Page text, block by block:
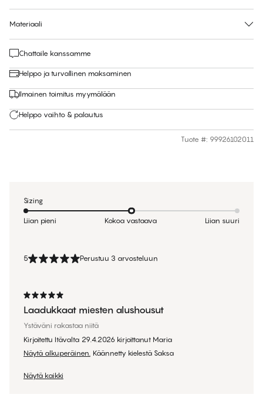
Materiaali
Chattaile kanssamme
Helppo ja turvallinen maksaminen
Ilmainen toimitus myymälään
Helppo vaihto & palautus
Tuote #: 99926102011
5 Perustuu 3 arvosteluun
Laadukkaat miesten alushousut
Ystäväni rakastaa niitä
Kirjoitettu Itävalta 29.4.2026 kirjoittanut Maria
Näytä alkuperäinen. Käännetty kielestä Saksa
Näytä kaikki
Sizing
Liian pieni Kokoa vastaava Liian suuri